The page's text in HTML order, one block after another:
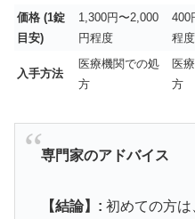
価格 (1錠
目安)
1,300円〜2,000
円程度
400
程度
入手方法
医療機関での処
方
医
方
専門家のアドバイス
【結論】: 初めての方